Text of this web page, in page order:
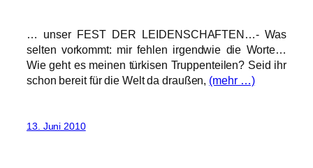
… unser FEST DER LEIDENSCHAFTEN…- Was
selten vorkommt: mir fehlen irgendwie die Worte…
Wie geht es meinen türkisen Truppenteilen? Seid ihr
schon bereit für die Welt da draußen, (mehr …)
13. Juni 2010